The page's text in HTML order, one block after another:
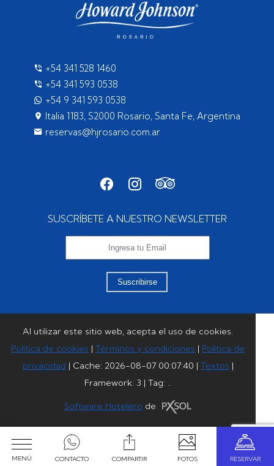
+54 341 528 1460
+54 341 593 0538
+54 9 341 593 0538
Italia 1183, S2000 Rosario, Santa Fe, Argentina
reservas@hjrosario.com.ar
SUSCRÍBETE A NUESTRO NEWSLETTER
Suscribirse
Al utilizar este sitio web, acepta el uso de cookies.
Política de cookies | Términos y condiciones | Política de
privacidad | Cache: 2026-08-07 00:07:40 | Textos |
Framework: 3 | Tag: ..
Software Hotelero de
MENÚ CONTACTO COMPARTIR FOTOS RESERVAR